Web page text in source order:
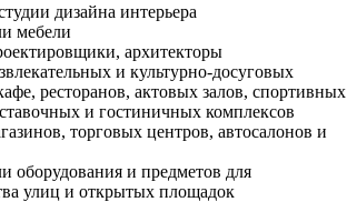
дизайна интерьера
мебели
архитекторы
и культурно-досуговых
ресторанов, актовых залов, спортивных
и гостиничных комплексов
торговых центров, автосалонов и
оборудования и предметов для
улиц и открытых площадок